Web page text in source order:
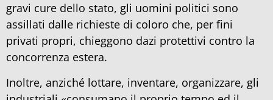
gravi cure dello stato, gli uomini politici sono
assillati dalle richieste di coloro che, per fini
privati propri, chieggono dazi protettivi contro la
concorrenza estera.
Inoltre, anziché lottare, inventare, organizzare, gli